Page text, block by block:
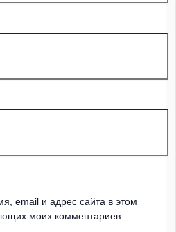
email и адрес сайта в этом
моих комментариев.